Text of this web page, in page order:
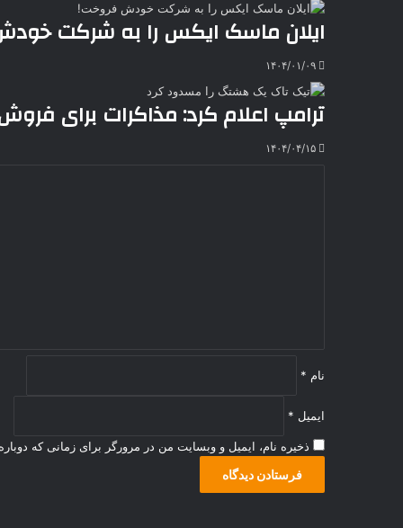
ایلان ماسک ایکس را به شرکت
۱۴۰۴/۰۱/۰۹
ترامپ اعلام کرد: مذاکرات برای
۱۴۰۴/۰۴/۱۵
نام *
ایمیل *
ذخیره نام، ایمیل و وبسایت من در مرورگر برای زمانی که